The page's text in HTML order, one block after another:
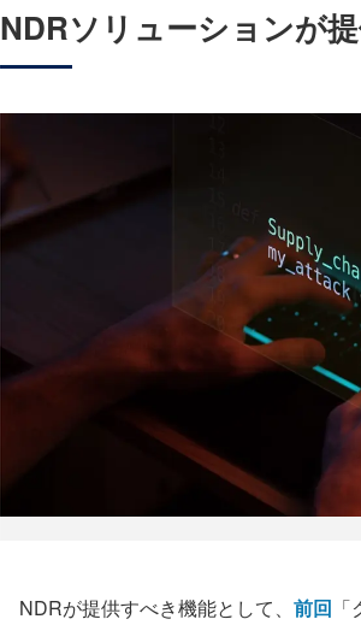
NDRソリューションが
NDRが提供すべき機能として、 前回